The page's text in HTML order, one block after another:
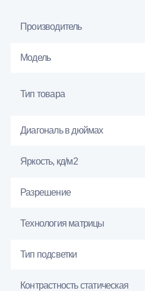
Производитель
Модель
Тип товара
Диагональ в дюймах
Яркость, кд/м2
Разрешение
Технология матрицы
Тип подсветки
Контрастность статическая